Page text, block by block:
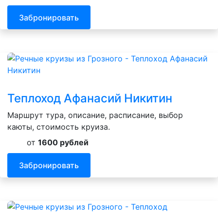
Забронировать
Теплоход Афанасий Никитин
Маршрут тура, описание, расписание, выбор
каюты, стоимость круиза.
от 1600 рублей
Забронировать